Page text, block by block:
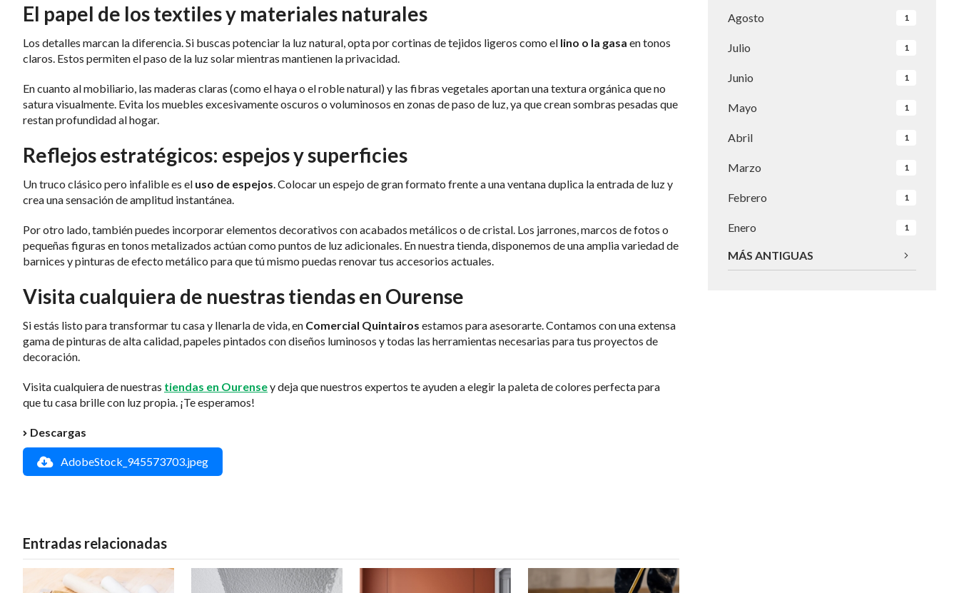
El papel de los textiles y materiales naturales
Los detalles marcan la diferencia. Si buscas potenciar la luz natural, opta por cortinas de tejidos ligeros como el lino o la gasa en tonos
claros. Estos permiten el paso de la luz solar mientras mantienen la privacidad.
En cuanto al mobiliario, las maderas claras (como el haya o el roble natural) y las fibras vegetales aportan una textura orgánica que no
satura visualmente. Evita los muebles excesivamente oscuros o voluminosos en zonas de paso de luz, ya que crean sombras pesadas que
restan profundidad al hogar.
Reflejos estratégicos: espejos y superficies
Un truco clásico pero infalible es el uso de espejos . Colocar un espejo de gran formato frente a una ventana duplica la entrada de luz y
crea una sensación de amplitud instantánea.
Por otro lado, también puedes incorporar elementos decorativos con acabados metálicos o de cristal. Los jarrones, marcos de fotos o
pequeñas figuras en tonos metalizados actúan como puntos de luz adicionales. En nuestra tienda, disponemos de una amplia variedad de
barnices y pinturas de efecto metálico para que tú mismo puedas renovar tus accesorios actuales.
Visita cualquiera de nuestras tiendas en Ourense
Si estás listo para transformar tu casa y llenarla de vida, en Comercial Quintairos estamos para asesorarte. Contamos con una extensa
gama de pinturas de alta calidad, papeles pintados con diseños luminosos y todas las herramientas necesarias para tus proyectos de
decoración.
Visita cualquiera de nuestras tiendas en Ourensey deja que nuestros expertos te ayuden a elegir la paleta de colores perfecta para
que tu casa brille con luz propia. ¡Te esperamos!
Descargas
AdobeStock_945573703.jpeg
Entradas relacionadas
Agosto 1
Julio 1
Junio 1
Mayo 1
Abril 1
Marzo 1
Febrero 1
Enero 1
MÁS ANTIGUAS